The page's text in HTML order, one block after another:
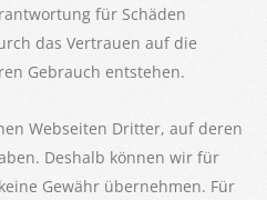
für Schäden
das Vertrauen auf die
Gebrauch entstehen.
Webseiten Dritter, auf deren
Deshalb können wir für
Gewähr übernehmen. Für